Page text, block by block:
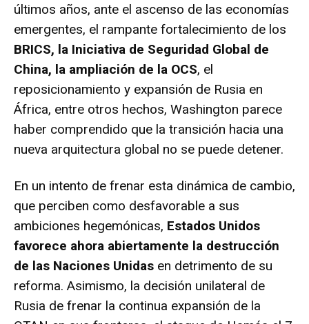
últimos años, ante el ascenso de las economías
emergentes, el rampante fortalecimiento de los
BRICS, la Iniciativa de Seguridad Global de
China, la ampliación de la OCS, el
reposicionamiento y expansión de Rusia en
África, entre otros hechos, Washington parece
haber comprendido que la transición hacia una
nueva arquitectura global no se puede detener.
En un intento de frenar esta dinámica de cambio,
que perciben como desfavorable a sus
ambiciones hegemónicas, Estados Unidos
favorece ahora abiertamente la destrucción
de las Naciones Unidas en detrimento de su
reforma. Asimismo, la decisión unilateral de
Rusia de frenar la continua expansión de la